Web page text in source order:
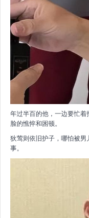
年过半百的他，一边要忙
脸的憔悴和困顿。
狄莺则依旧护子，哪怕被
事。